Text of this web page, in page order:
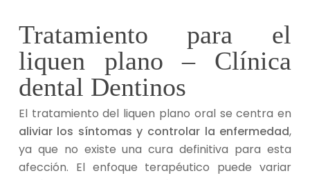
Tratamiento para el
liquen plano – Clínica
dental Dentinos
El tratamiento del liquen plano oral se centra en
aliviar los síntomas y controlar la enfermedad,
ya que no existe una cura definitiva para esta
afección. El enfoque terapéutico puede variar